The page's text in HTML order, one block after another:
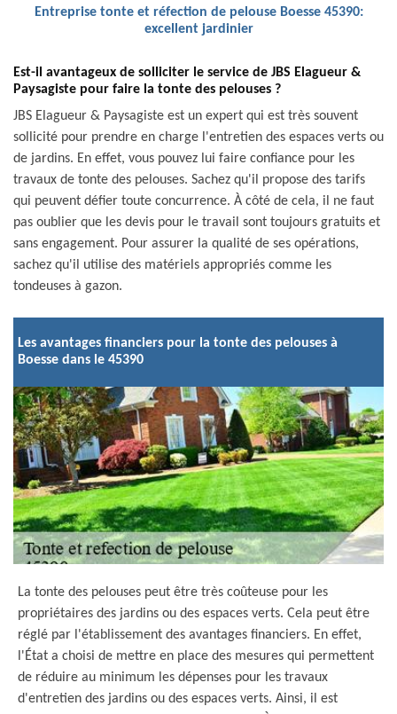
Entreprise tonte et réfection de pelouse Boesse 45390:
excellent jardinier
Est-il avantageux de solliciter le service de JBS Elagueur &
Paysagiste pour faire la tonte des pelouses ?
JBS Elagueur & Paysagiste est un expert qui est très souvent
sollicité pour prendre en charge l'entretien des espaces verts ou
de jardins. En effet, vous pouvez lui faire confiance pour les
travaux de tonte des pelouses. Sachez qu'il propose des tarifs
qui peuvent défier toute concurrence. À côté de cela, il ne faut
pas oublier que les devis pour le travail sont toujours gratuits et
sans engagement. Pour assurer la qualité de ses opérations,
sachez qu'il utilise des matériels appropriés comme les
tondeuses à gazon.
Les avantages financiers pour la tonte des pelouses à
Boesse dans le 45390
La tonte des pelouses peut être très coûteuse pour les
propriétaires des jardins ou des espaces verts. Cela peut être
réglé par l'établissement des avantages financiers. En effet,
l'État a choisi de mettre en place des mesures qui permettent
de réduire au minimum les dépenses pour les travaux
d'entretien des jardins ou des espaces verts. Ainsi, il est